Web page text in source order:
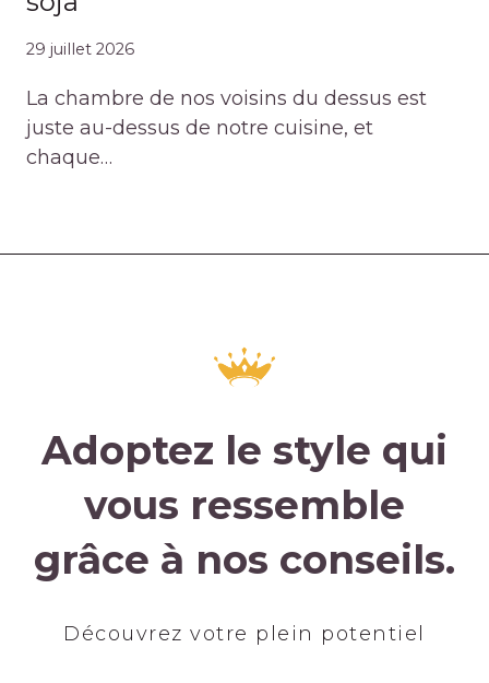
29 juillet 2026
La chambre de nos voisins du dessus est
juste au-dessus de notre cuisine, et
chaque…
Adoptez le style qui
vous ressemble
grâce à nos conseils.
Découvrez votre plein potentiel